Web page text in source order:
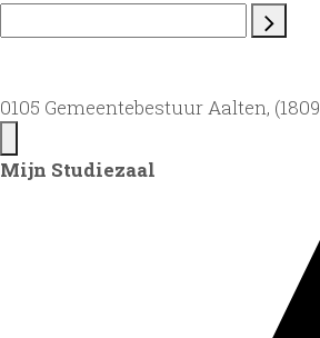
0105 Gemeentebestuur Aalten,
Mijn Studiezaal